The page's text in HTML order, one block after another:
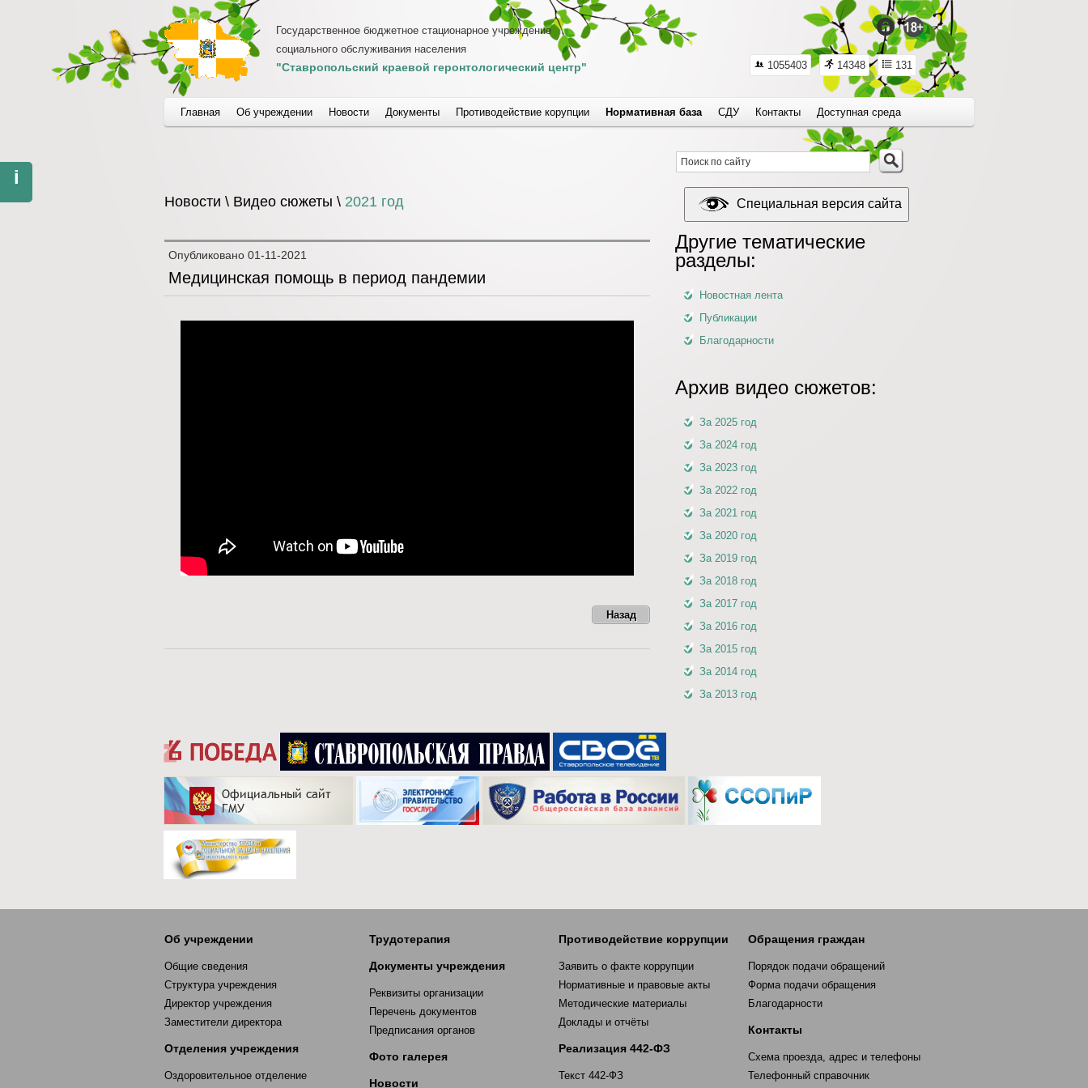
Государственное бюджетное стационарное учреждение
социального обслуживания населения
"Ставропольский краевой геронтологический центр" 1055403 14348 131
i
Главная Об учреждении Новости Документы Противодействие корупции Нормативная база СДУ Контакты Доступная среда
Новости \ Видео сюжеты \ 2021 год
Опубликовано 01-11-2021
Медицинская помощь в период пандемии
Назад
Специальная версия сайта
Другие тематические
разделы:
Новостная лента
Публикации
Благодарности
Архив видео сюжетов:
За 2025 год
За 2024 год
За 2023 год
За 2022 год
За 2021 год
За 2020 год
За 2019 год
За 2018 год
За 2017 год
За 2016 год
За 2015 год
За 2014 год
За 2013 год
Об учреждении
Общие сведения
Структура учреждения
Директор учреждения
Заместители директора
Отделения учреждения
Оздоровительное отделение
Трудотерапия
Документы учреждения
Реквизиты организации
Перечень документов
Предписания органов
Фото галерея
Новости
Противодействие коррупции
Заявить о факте коррупции
Нормативные и правовые акты
Методические материалы
Доклады и отчёты
Реализация 442-ФЗ
Текст 442-ФЗ
Обращения граждан
Порядок подачи обращений
Форма подачи обращения
Благодарности
Контакты
Схема проезда, адрес и телефоны
Телефонный справочник